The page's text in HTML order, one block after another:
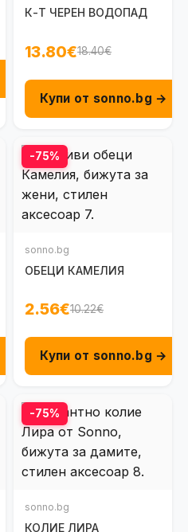
К-Т ЧЕРЕН ВОДОПАД
13.80€18.40€
Купи от sonno.bg →
-75%
sonno.bg
ОБЕЦИ КАМЕЛИЯ
2.56€10.22€
Купи от sonno.bg →
-75%
sonno.bg
КОЛИЕ ЛИРА